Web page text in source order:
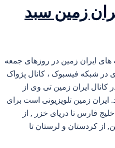
زمین سبد
های ایران زمین در روزهای جمعه
مرکزی در شبکه فیسبوک ، کانال پژواک
کانال ایران زمین تی وی از
ایران زمین تلویزیونی است برای
فارس تا دریای خزر , از
از کردستان و لرستان تا